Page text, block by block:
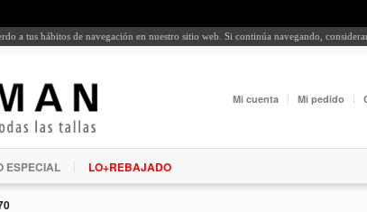
a tus hábitos de navegación en nuestro sitio web. Si continúa navegando,
Mi cuenta Mi pedido
ESPECIAL LO+REBAJADO